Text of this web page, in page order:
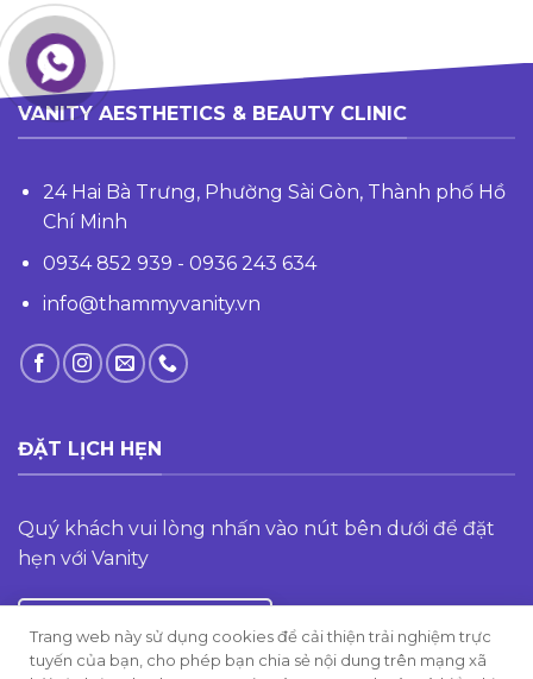
VANITY AESTHETICS & BEAUTY CLINIC
24 Hai Bà Trưng, Phường Sài Gòn, Thành phố Hồ
Chí Minh
0934 852 939 - 0936 243 634
info@thammyvanity.vn
ĐẶT LỊCH HẸN
Quý khách vui lòng nhấn vào nút bên dưới để đặt
hẹn với Vanity
Trang web này sử dụng cookies để cải thiện trải nghiệm trực
tuyến của bạn, cho phép bạn chia sẻ nội dung trên mạng xã